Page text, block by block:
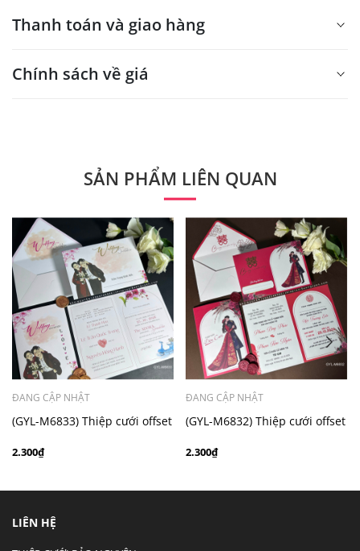
Thanh toán và giao hàng
Chính sách về giá
Quý khách vui lòng liên hệ để có thông tin chính xác.
- Mẫu dưới 3000 giá chưa bao gồm bản đồ, quý khách
có nhu cầu in bản đồ sẽ có mức phí 300 - 500 đồng 1
thiệp tuỳ chất liệu.
SẢN PHẨM LIÊN QUAN
ĐANG CẬP NHẬT
(GYL-M6833) Thiệp cưới offset
2.300₫
ĐANG CẬP NHẬT
(GYL-M6832) Thiệp cưới offset
2.300₫
LIÊN HỆ